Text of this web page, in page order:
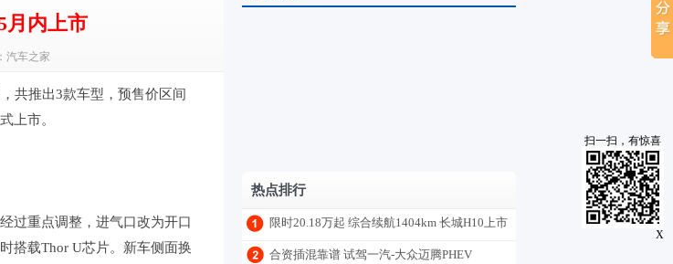
月内上市
汽车之家
共推出3款车型，预售价区间
上市。
过重点调整，进气口改为开口
搭载Thor U芯片。新车侧面换
热点排行
限时20.18万起 综合续航1404km 长城H10上市
合资插混靠谱 试驾一汽-大众迈腾PHEV
扫一扫，有惊喜
X